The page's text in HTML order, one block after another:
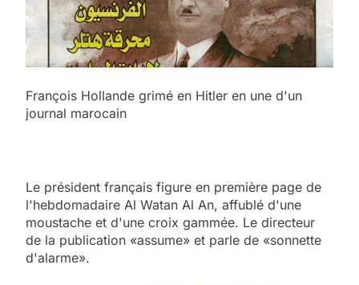
François Hollande grimé en Hitler en une d'un
journal marocain
Le président français figure en première page de
l'hebdomadaire Al Watan Al An, affublé d'une
moustache et d'une croix gammée. Le directeur
de la publication «assume» et parle de «sonnette
d'alarme».